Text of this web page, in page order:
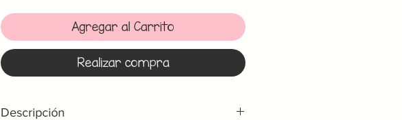
Agregar al Carrito
Realizar compra
Descripción